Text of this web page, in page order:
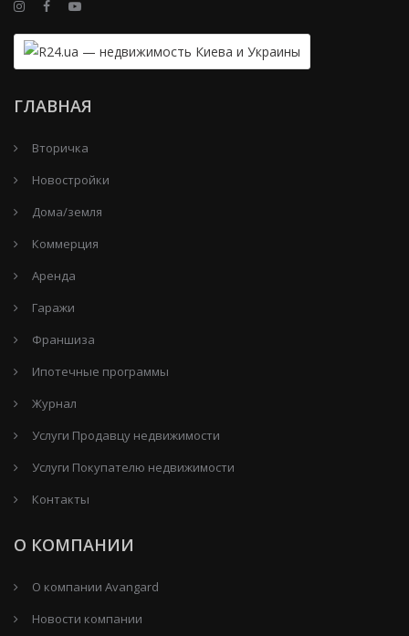
ГЛАВНАЯ
Вторичка
Новостройки
Дома/земля
Коммерция
Аренда
Гаражи
Франшиза
Ипотечные программы
Журнал
Услуги Продавцу недвижимости
Услуги Покупателю недвижимости
Контакты
О КОМПАНИИ
О компании Avangard
Новости компании